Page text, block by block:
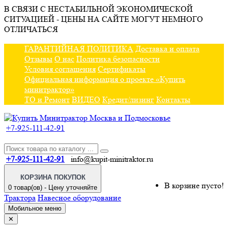
В СВЯЗИ С НЕСТАБИЛЬНОЙ ЭКОНОМИЧЕСКОЙ
СИТУАЦИЕЙ - ЦЕНЫ НА САЙТЕ МОГУТ НЕМНОГО
ОТЛИЧАТЬСЯ
ГАРАНТИЙНАЯ ПОЛИТИКА Доставка и оплата
Отзывы О нас Политика безопасности
Условия соглашения Сертификаты
Официальная информация о проекте «Купить
минитрактор»
ТО и Ремонт ВИДЕО Кредит/лизинг Контакты
+7-925-111-42-91
+7-925-111-42-91 info@kupit-minitraktor.ru
КОРЗИНА ПОКУПОК
0 товар(ов) - Цену уточняйте
В корзине пусто!
Трактора Навесное оборудование
Мобильное меню
✕